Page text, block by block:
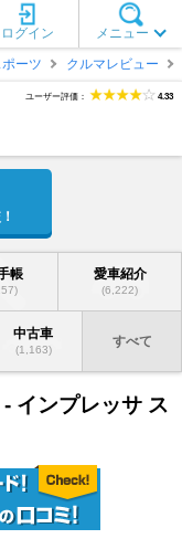
メニュー
ログイン
ーツ クルマレビュー
ユーザー評価： 4.33
帳 愛車紹介
(6,222)
中古車
(1,163)
すべて
- インプレッサ ス